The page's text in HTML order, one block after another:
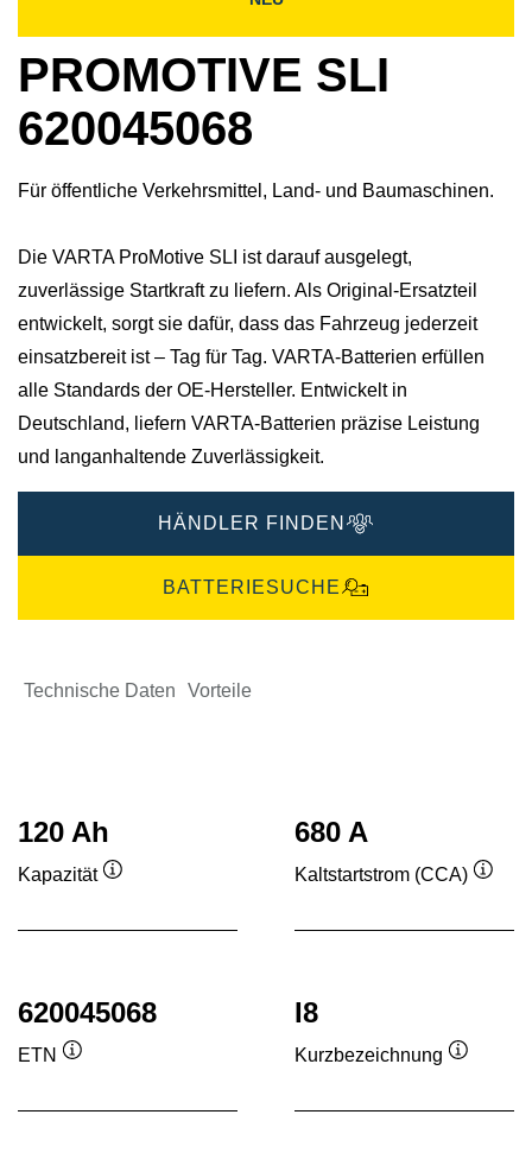
PROMOTIVE SLI
620045068
Für öffentliche Verkehrsmittel, Land- und Baumaschinen.
Die VARTA ProMotive SLI ist darauf ausgelegt,
zuverlässige Startkraft zu liefern. Als Original-Ersatzteil
entwickelt, sorgt sie dafür, dass das Fahrzeug jederzeit
einsatzbereit ist – Tag für Tag. VARTA-Batterien erfüllen
alle Standards der OE-Hersteller. Entwickelt in
Deutschland, liefern VARTA-Batterien präzise Leistung
und langanhaltende Zuverlässigkeit.
HÄNDLER FINDEN
BATTERIESUCHE
Technische Daten Vorteile
120 Ah
Kapazität
680 A
Kaltstartstrom (CCA)
620045068
ETN
I8
Kurzbezeichnung